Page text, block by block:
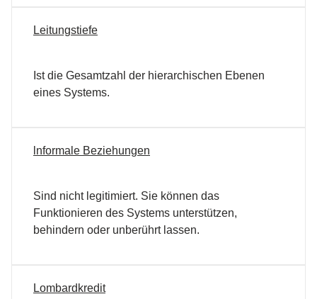
Leitungstiefe
Ist die Gesamtzahl der hierarchischen Ebenen
eines Systems.
lnformale Beziehungen
Sind nicht legitimiert. Sie können das
Funktionieren des Systems unterstützen,
behindern oder unberührt lassen.
Lombardkredit